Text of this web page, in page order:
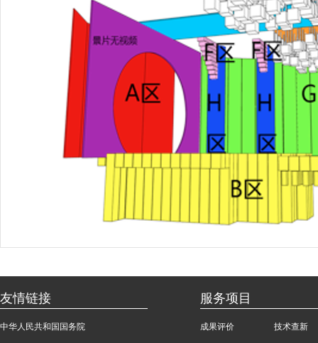
友情链接
中华人民共和国国务院
服务项目
成果评价 技术查新